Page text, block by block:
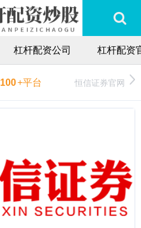
杠杆配资公司 杠杆配资
100+平台 恒信证券官网